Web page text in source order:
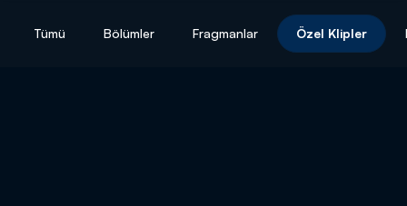
Tümü Bölümler Fragmanlar Özel Klipler